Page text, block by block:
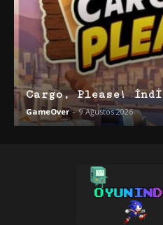
Cargo, Please!
GameOver - 9 Ağustos 2026